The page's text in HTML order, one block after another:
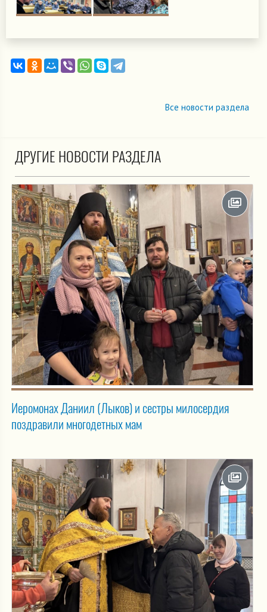
Все новости раздела
ДРУГИЕ НОВОСТИ РАЗДЕЛА
Иеромонах Даниил (Лыков) и сестры милосердия
поздравили многодетных мам